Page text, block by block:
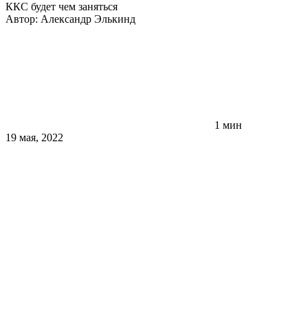
ККС будет чем заняться
Автор: Александр Элькинд
1 мин
19 мая, 2022